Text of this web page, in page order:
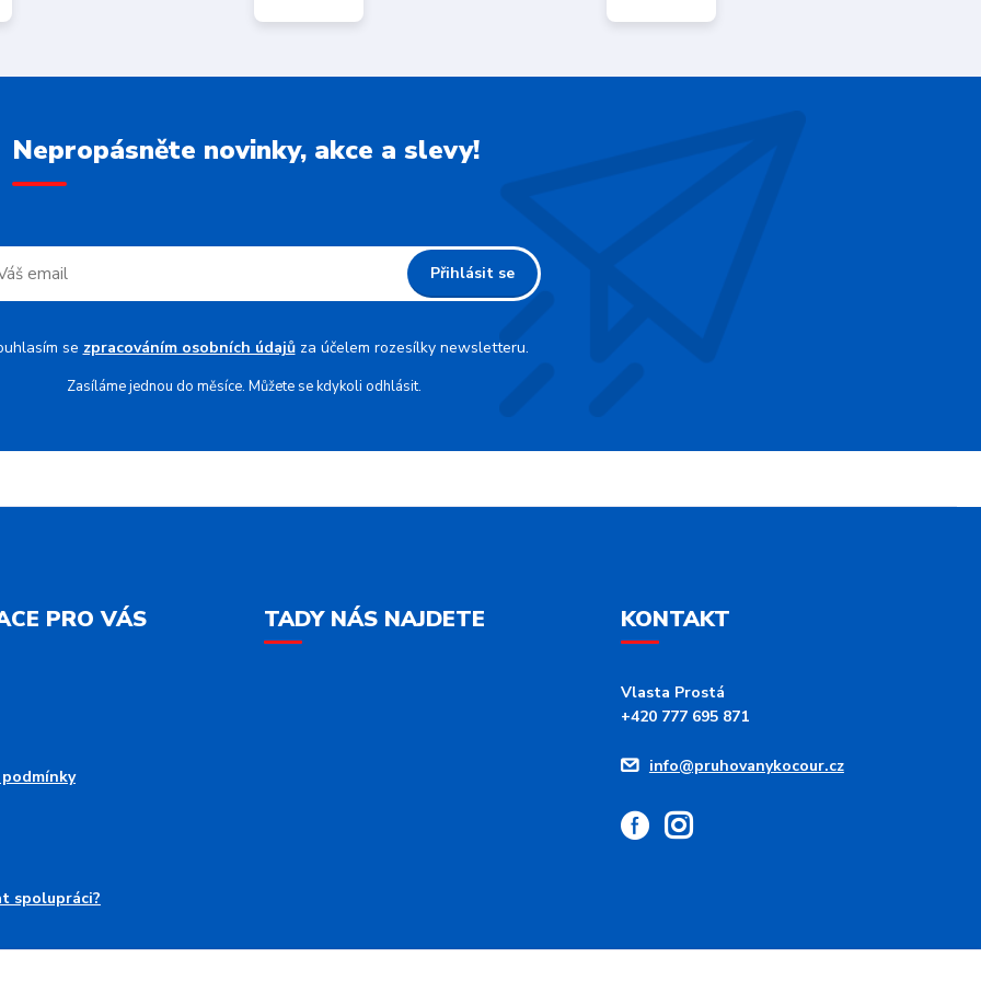
Nepropásněte novinky, akce a slevy!
Přihlásit se
se zpracováním osobních údajůza účelem rozesílky newsletteru.
Zasíláme jednou do měsíce. Můžete se kdykoli odhlásit.
PRO VÁS
spolupráci?
TADY NÁS NAJDETE KONTAKT
Vlasta Prostá
+420 777 695 871
info@pruhovanykocour.cz